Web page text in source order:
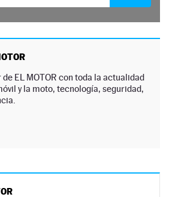
EL MOTOR con toda la actualidad
y la moto, tecnología, seguridad,